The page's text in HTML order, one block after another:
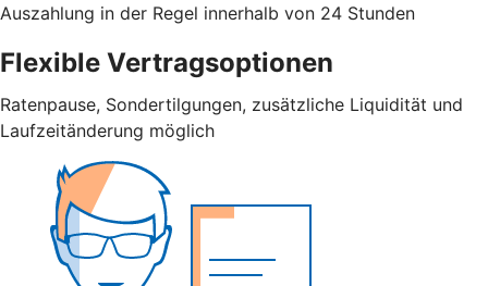
Auszahlung in der Regel innerhalb von 24 Stunden
Flexible Vertragsoptionen
Ratenpause, Sondertilgungen, zusätzliche Liquidität und
Laufzeitänderung möglich